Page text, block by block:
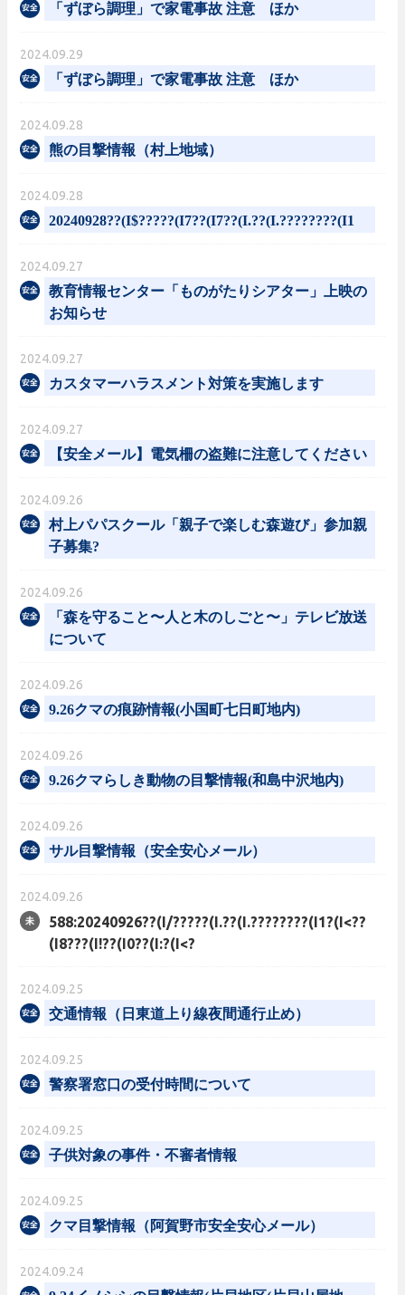
「ずぼら調理」で家電事故 注意 ほか
2024.09.29
「ずぼら調理」で家電事故 注意 ほか
2024.09.28
熊の目撃情報（村上地域）
2024.09.28
20240928??(I$?????(I7??(I7??(I.??(I.????????(I1
2024.09.27
教育情報センター「ものがたりシアター」上映の
お知らせ
2024.09.27
カスタマーハラスメント対策を実施します
2024.09.27
【安全メール】電気柵の盗難に注意してください
2024.09.26
村上パパスクール「親子で楽しむ森遊び」参加親
子募集?
2024.09.26
「森を守ること〜人と木のしごと〜」テレビ放送
について
2024.09.26
9.26クマの痕跡情報(小国町七日町地内)
2024.09.26
9.26クマらしき動物の目撃情報(和島中沢地内)
2024.09.26
サル目撃情報（安全安心メール）
2024.09.26
588:20240926??(I/?????(I.??(I.????????(I1?(I<??
(I8???(I!??(I0??(I:?(I<?
2024.09.25
交通情報（日東道上り線夜間通行止め）
2024.09.25
警察署窓口の受付時間について
2024.09.25
子供対象の事件・不審者情報
2024.09.25
クマ目撃情報（阿賀野市安全安心メール）
2024.09.24